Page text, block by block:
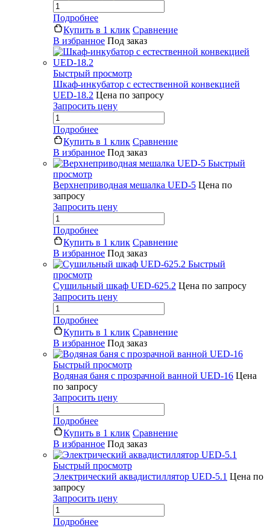
Подробнее
Купить в 1 клик Сравнение
В избранное Под заказ
Быстрый просмотр
Шкаф-инкубатор с естественной конвекцией
UED-18.2 Цена по запросу
Запросить цену
Подробнее
Купить в 1 клик Сравнение
В избранное Под заказ
Быстрый
просмотр
Верхнеприводная мешалка UED-5 Цена по
запросу
Запросить цену
Подробнее
Купить в 1 клик Сравнение
В избранное Под заказ
Быстрый
просмотр
Сушильный шкаф UED-625.2 Цена по запросу
Запросить цену
Подробнее
Купить в 1 клик Сравнение
В избранное Под заказ
Быстрый просмотр
Водяная баня с прозрачной ванной UED-16 Цена
по запросу
Запросить цену
Подробнее
Купить в 1 клик Сравнение
В избранное Под заказ
Быстрый просмотр
Электрический аквадистиллятор UED-5.1 Цена по
запросу
Запросить цену
Подробнее